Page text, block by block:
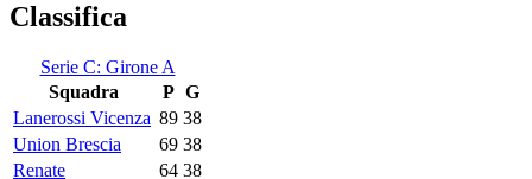
Classifica
Serie C: Girone A
Squadra
P G
Lanerossi Vicenza 89 38
Union Brescia
69 38
Renate
64 38